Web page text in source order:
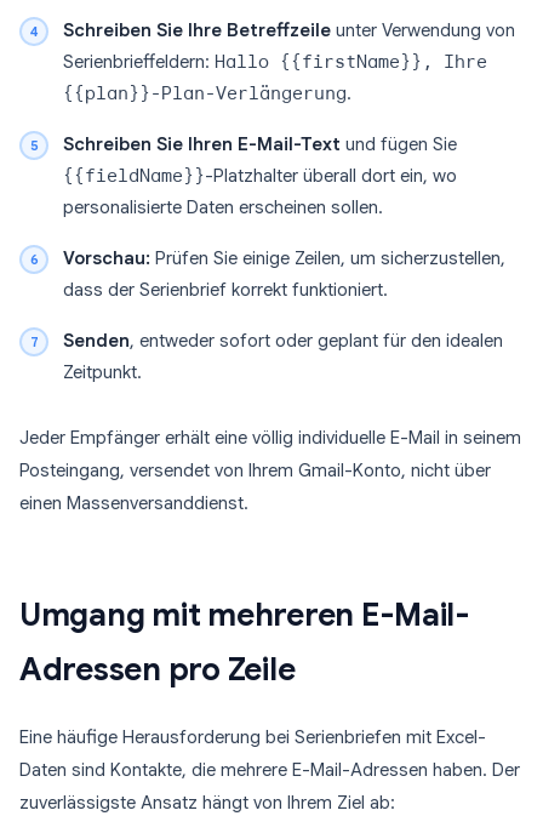
Schreiben Sie Ihre Betreffzeile unter Verwendung von
Serienbrieffeldern: Hallo {{firstName}}, Ihre
{{plan}}-Plan-Verlängerung.
Schreiben Sie Ihren E-Mail-Text und fügen Sie
{{fieldName}}-Platzhalter überall dort ein, wo
personalisierte Daten erscheinen sollen.
Vorschau: Prüfen Sie einige Zeilen, um sicherzustellen,
dass der Serienbrief korrekt funktioniert.
Senden, entweder sofort oder geplant für den idealen
Zeitpunkt.
Jeder Empfänger erhält eine völlig individuelle E-Mail in seinem
Posteingang, versendet von Ihrem Gmail-Konto, nicht über
einen Massenversanddienst.
Umgang mit mehreren E-Mail-
Adressen pro Zeile
Eine häufige Herausforderung bei Serienbriefen mit Excel-
Daten sind Kontakte, die mehrere E-Mail-Adressen haben. Der
zuverlässigste Ansatz hängt von Ihrem Ziel ab: